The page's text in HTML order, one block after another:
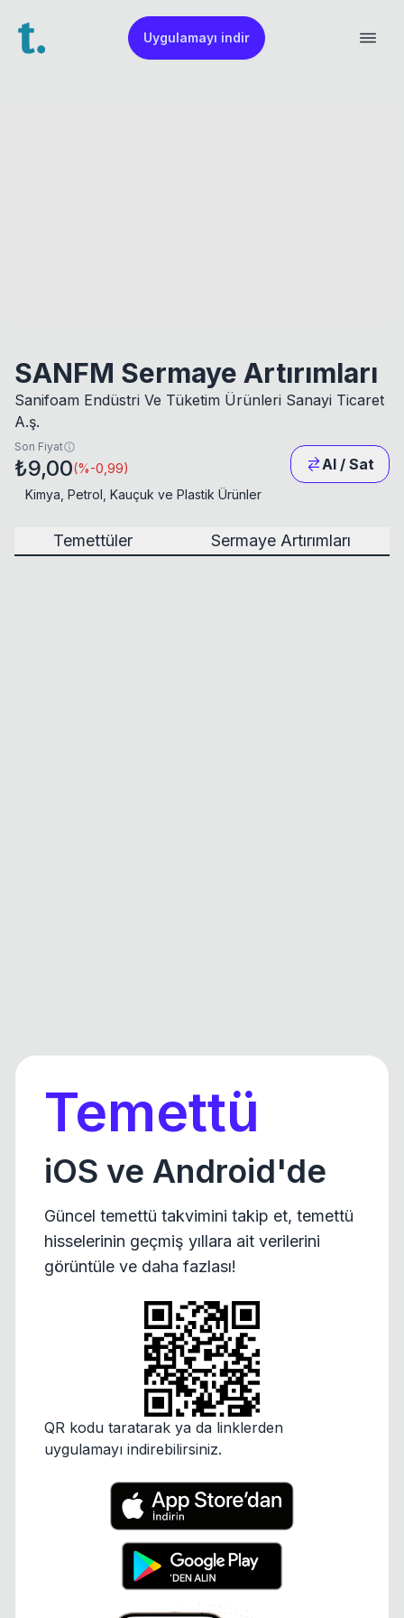
Uygulamayı indir
SANFM Sermaye Artırımları
Sanifoam Endüstri Ve Tüketim Ürünleri Sanayi Ticaret
A.ş.
Son Fiyat
₺9,00(%-0,99) Al / Sat
Kimya, Petrol, Kauçuk ve Plastik Ürünler
Temettüler Sermaye Artırımları
Temettü
iOS ve Android'de
Güncel temettü takvimini takip et, temettü
hisselerinin geçmiş yıllara ait verilerini
görüntüle ve daha fazlası!
QR kodu taratarak ya da linklerden
uygulamayı indirebilirsiniz.